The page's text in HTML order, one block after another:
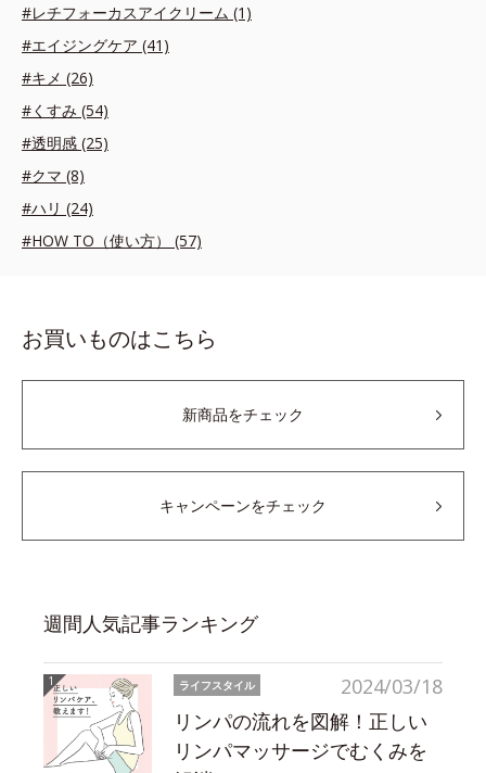
#レチフォーカスアイクリーム (1)
#エイジングケア (41)
#キメ (26)
#くすみ (54)
#透明感 (25)
#クマ (8)
#ハリ (24)
#HOW TO（使い方） (57)
お買いものはこちら
新商品をチェック
キャンペーンをチェック
週間人気記事ランキング
2024/03/18
ライフスタイル
リンパの流れを図解！正しい
リンパマッサージでむくみを